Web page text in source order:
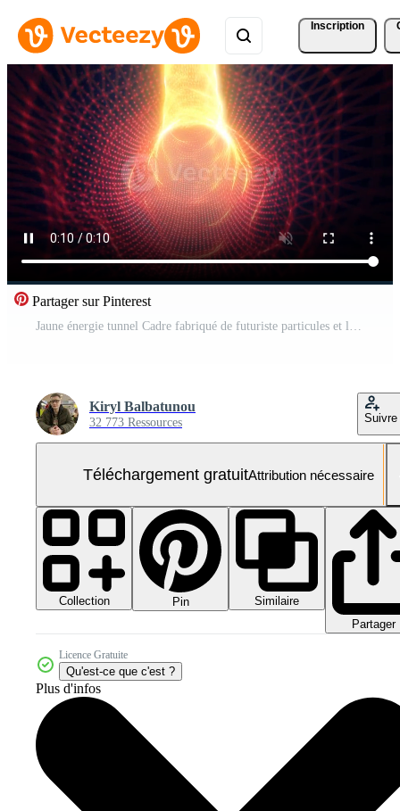
Inscription
Partager sur Pinterest
Jaune énergie tunnel Cadre fabriqué de futuriste particules et lignes de énergie Obliger champ. abstrait Contexte. vidéo dans haute qualité 4k, mouvement conception Vidéo Gratuite
Kiryl Balbatunou
32 773 Ressources Suivre
Téléchargement gratuitAttribution nécessaire
Collection Pin
Similaire
Partager
Licence Gratuite
Qu'est-ce que c'est ?
Plus d'infos